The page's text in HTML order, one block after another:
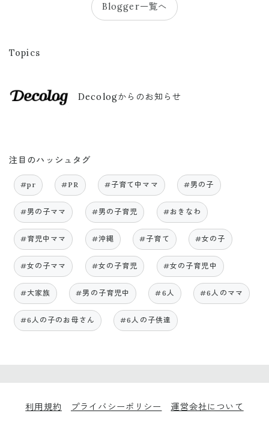
Blogger一覧へ
Topics
Decologからのお知らせ
注目のハッシュタグ
#pr #PR #子育て中ママ #男の子
#男の子ママ #男の子育児 #おきなわ
#育児中ママ #沖縄 #子育て #女の子
#女の子ママ #女の子育児 #女の子育児中
#大家族 #男の子育児中 #6人 #6人のママ
#6人の子のお母さん #6人の子供達
利用規約 プライバシーポリシー 運営会社について